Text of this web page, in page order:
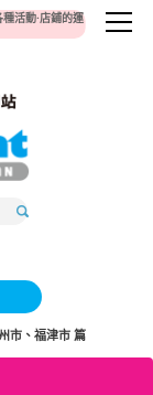
活動·店鋪的運
市、福津市 篇